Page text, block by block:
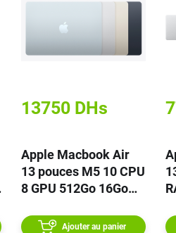
13750 DHs
Apple Macbook Air
13 pouces M5 10 CPU
8 GPU 512Go 16Go
Ajouter au panier